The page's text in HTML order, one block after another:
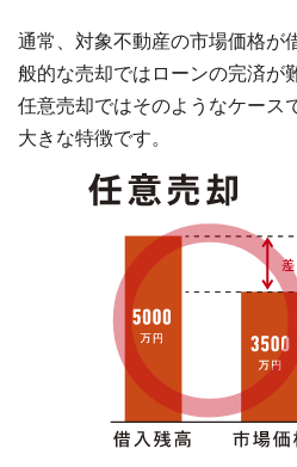
通常、対象不動産の市場価格が
般的な売却ではローンの完済が
任意売却ではそのようなケース
大きな特徴です。